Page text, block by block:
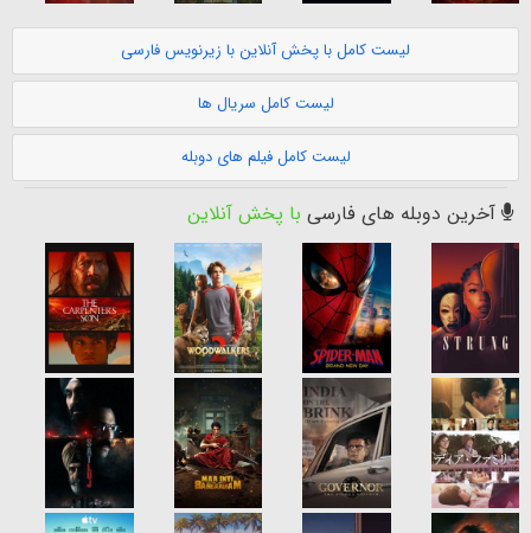
لیست کامل با پخش آنلاین با زیرنویس فارسی
لیست کامل سریال ها
لیست کامل فیلم های دوبله
آخرین دوبله های فارسی با پخش آنلاین